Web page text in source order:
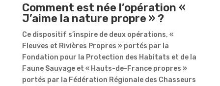
Comment est née l’opération «
J’aime la nature propre » ?
Ce dispositif s’inspire de deux opérations, «
Fleuves et Rivières Propres » portés par la
Fondation pour la Protection des Habitats et de la
Faune Sauvage et « Hauts-de-France propres »
portés par la Fédération Régionale des Chasseurs